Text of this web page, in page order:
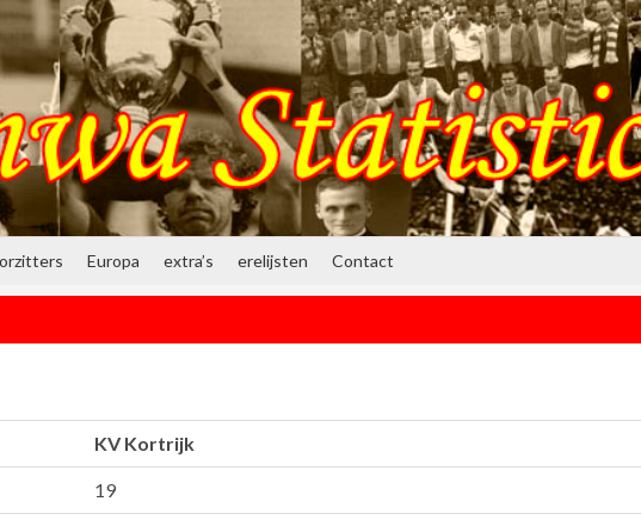
Europa extra’s erelijsten Contact
KV Kortrijk
19